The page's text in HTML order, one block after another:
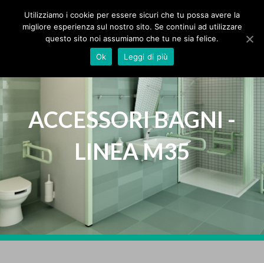
MPS Srl IT
HOME
PRODOTTI
TENDE
SEGNALETICA ZERBINI
ACCESSORI BAGNI -
LINEA M35
Utilizziamo i cookie per essere sicuri che tu possa avere la
migliore esperienza sul nostro sito. Se continui ad utilizzare
questo sito noi assumiamo che tu ne sia felice.
Ok
Leggi di più